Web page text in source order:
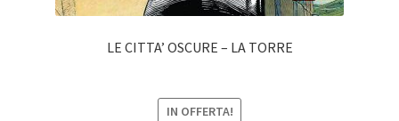
LE CITTA’ OSCURE – LA TORRE
IN OFFERTA!